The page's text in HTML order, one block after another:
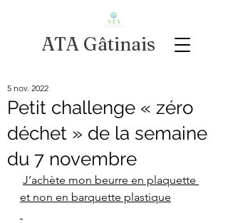
ATA Gâtinais
Petit challenge « zéro
déchet » de la semaine
du 7 novembre
5 nov. 2022
J’achète mon beurre en plaquette
et non en barquette plastique